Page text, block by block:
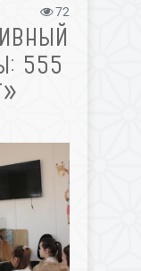
72
555